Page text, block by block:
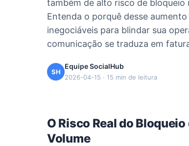
também de alto risco de bloqueio
Entenda o porquê desse
inegociáveis para blindar sua
comunicação se traduza em
SH
Equipe SocialHub
2026-04-15 · 15 min de leitura
O Risco Real do
Volume